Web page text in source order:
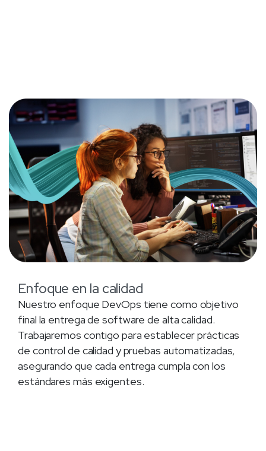
Enfoque en la calidad
Nuestro enfoque DevOps tiene como objetivo
final la entrega de software de alta calidad.
Trabajaremos contigo para establecer prácticas
de control de calidad y pruebas automatizadas,
asegurando que cada entrega cumpla con los
estándares más exigentes.